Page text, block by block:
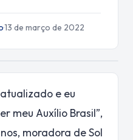
·13 de março de 2022
e eu
meu Auxílio Brasil”,
moradora de Sol